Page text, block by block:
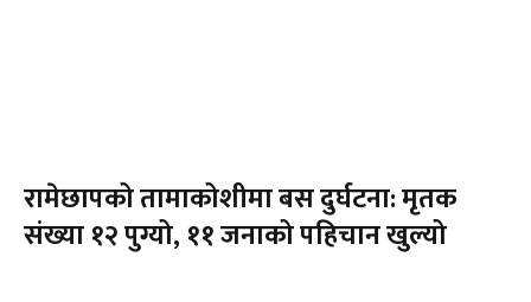
रामेछापको तामाकोशीमा बस दुर्घटना: मृतक
संख्या १२ पुग्यो, ११ जनाको पहिचान खुल्यो